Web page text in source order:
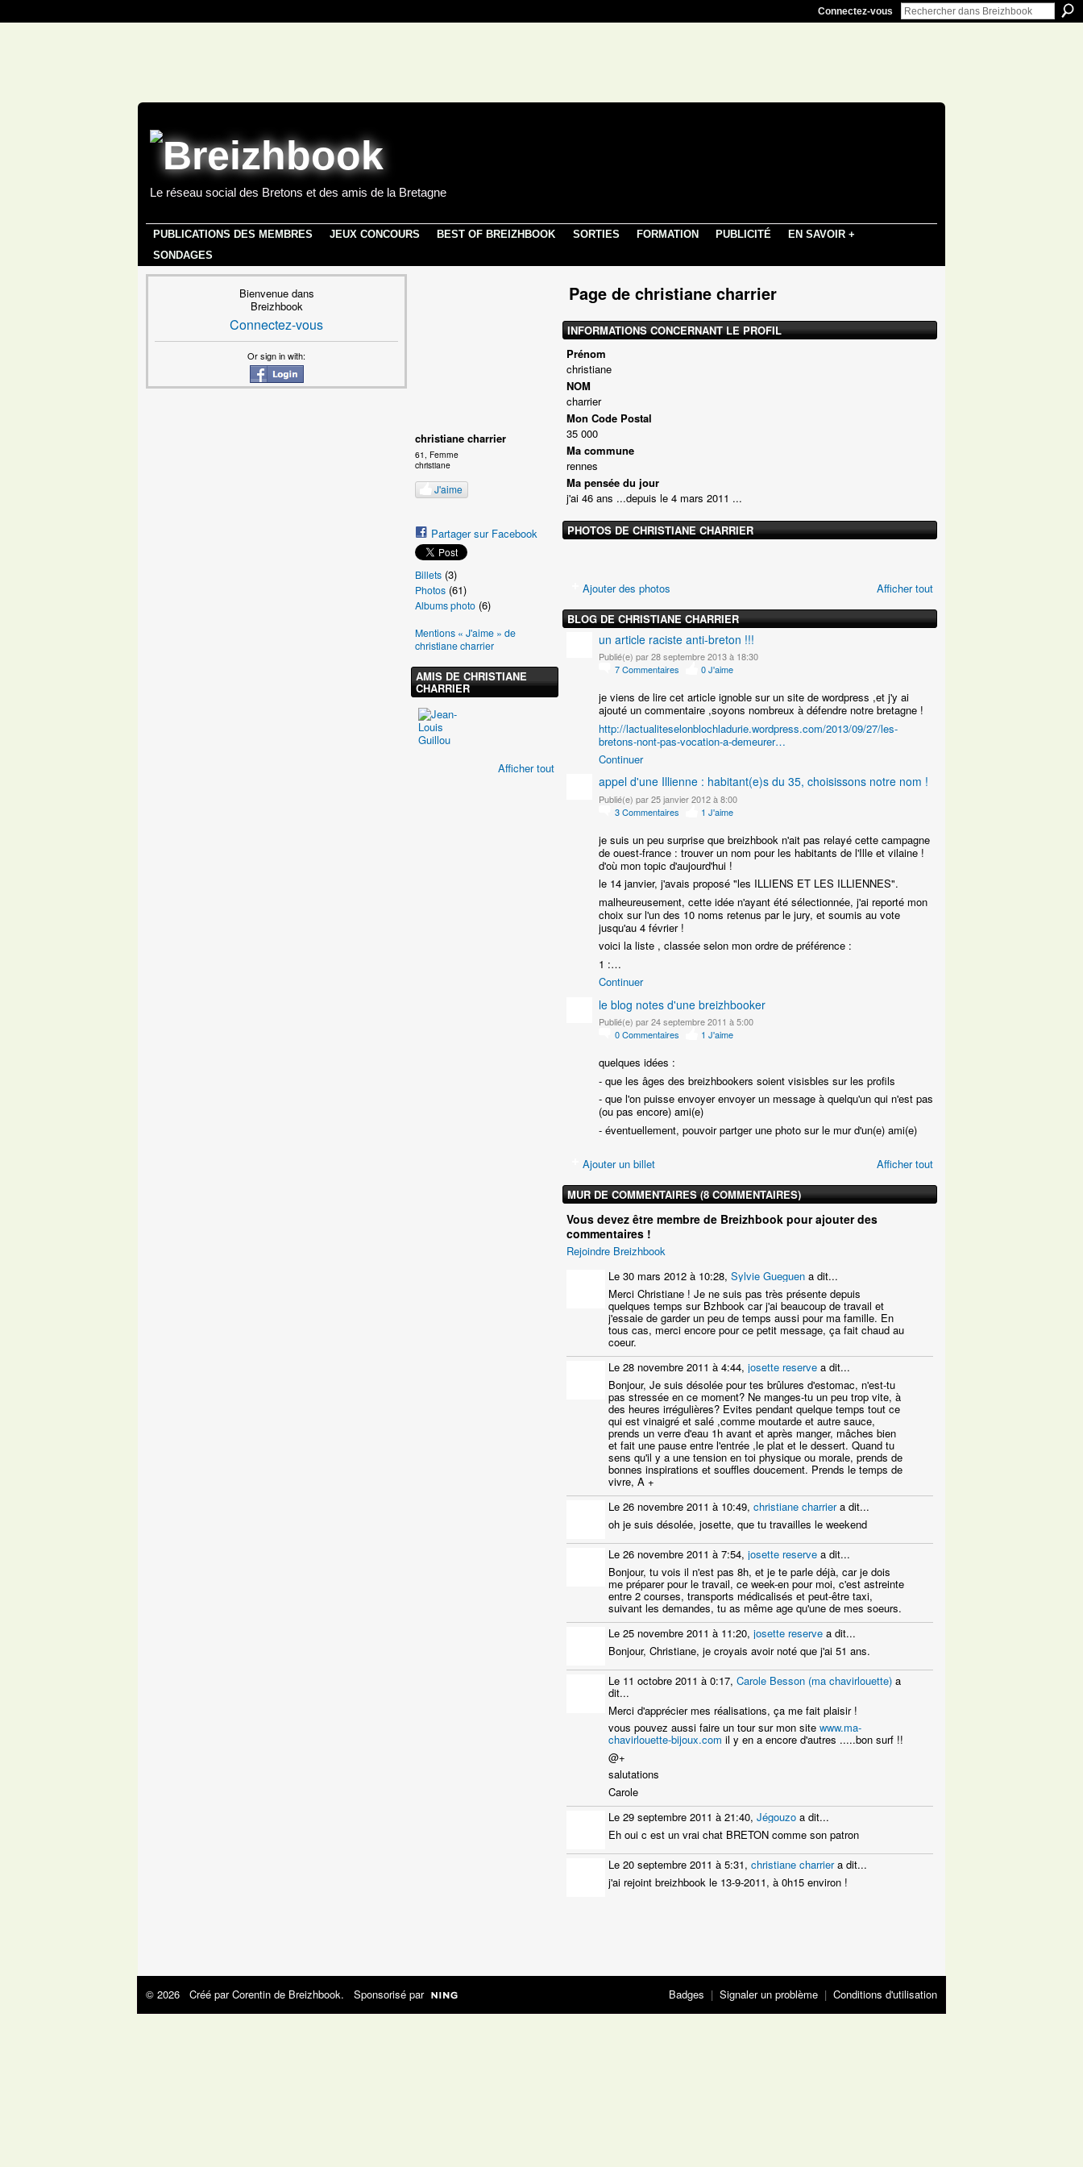
Connectez-vous
Le réseau social des Bretons et des amis de la Bretagne
PUBLICATIONS DES MEMBRES JEUX CONCOURS BEST OF BREIZHBOOK SORTIES FORMATION PUBLICITÉ
EN SAVOIR +
SONDAGES
Bienvenue dans
Breizhbook
Connectez-vous
Or sign in with:
christiane charrier
61, Femme
christiane
J'aime
Partager sur Facebook
Billets (3)
Photos (61)
Albums photo (6)
Mentions « J'aime » de
christiane charrier
AMIS DE CHRISTIANE
CHARRIER
Afficher tout
Page de christiane charrier
INFORMATIONS CONCERNANT LE PROFIL
Prénom
christiane
NOM
charrier
Mon Code Postal
35 000
Ma commune
rennes
Ma pensée du jour
j'ai 46 ans ...depuis le 4 mars 2011 ...
PHOTOS DE CHRISTIANE CHARRIER
Ajouter des photos
Afficher tout
BLOG DE CHRISTIANE CHARRIER
un article raciste anti-breton !!!
Publié(e) par 28 septembre 2013 à 18:30
7Commentaires 0J'aime
je viens de lire cet article ignoble sur un site de wordpress ,et j'y ai
ajouté un commentaire ,soyons nombreux à défendre notre bretagne !
http://lactualiteselonblochladurie.wordpress.com/2013/09/27/les-
bretons-nont-pas-vocation-a-demeurer…
Continuer
appel d'une Illienne : habitant(e)s du 35, choisissons notre nom !
Publié(e) par 25 janvier 2012 à 8:00
3Commentaires 1 J'aime
je suis un peu surprise que breizhbook n'ait pas relayé cette campagne
de ouest-france : trouver un nom pour les habitants de l'Ille et vilaine !
d'où mon topic d'aujourd'hui !
le 14 janvier, j'avais proposé "les ILLIENS ET LES ILLIENNES".
malheureusement, cette idée n'ayant été sélectionnée, j'ai reporté mon
choix sur l'un des 10 noms retenus par le jury, et soumis au vote
jusqu'au 4 février !
voici la liste , classée selon mon ordre de préférence :
1 :…
Continuer
le blog notes d'une breizhbooker
Publié(e) par 24 septembre 2011 à 5:00
0Commentaires 1 J'aime
quelques idées :
- que les âges des breizhbookers soient visisbles sur les profils
- que l'on puisse envoyer envoyer un message à quelqu'un qui n'est pas
(ou pas encore) ami(e)
- éventuellement, pouvoir partger une photo sur le mur d'un(e) ami(e)
Ajouter un billet
Afficher tout
MUR DE COMMENTAIRES (8 COMMENTAIRES)
Vous devez être membre de Breizhbook pour ajouter des
commentaires !
Rejoindre Breizhbook
Le 30 mars 2012 à 10:28, Sylvie Gueguen a dit...
Merci Christiane ! Je ne suis pas très présente depuis
quelques temps sur Bzhbook car j'ai beaucoup de travail et
j'essaie de garder un peu de temps aussi pour ma famille. En
tous cas, merci encore pour ce petit message, ça fait chaud au
coeur.
Le 28 novembre 2011 à 4:44, josette reserve a dit...
Bonjour, Je suis désolée pour tes brûlures d'estomac, n'est-tu
pas stressée en ce moment? Ne manges-tu un peu trop vite, à
des heures irrégulières? Evites pendant quelque temps tout ce
qui est vinaigré et salé ,comme moutarde et autre sauce,
prends un verre d'eau 1h avant et après manger, mâches bien
et fait une pause entre l'entrée ,le plat et le dessert. Quand tu
sens qu'il y a une tension en toi physique ou morale, prends de
bonnes inspirations et souffles doucement. Prends le temps de
vivre, A +
Le 26 novembre 2011 à 10:49, christiane charriera dit...
oh je suis désolée, josette, que tu travailles le weekend
Le 26 novembre 2011 à 7:54, josette reserve a dit...
Bonjour, tu vois il n'est pas 8h, et je te parle déjà, car je dois
me préparer pour le travail, ce week-en pour moi, c'est astreinte
entre 2 courses, transports médicalisés et peut-être taxi,
suivant les demandes, tu as même age qu'une de mes soeurs.
Le 25 novembre 2011 à 11:20, josette reserve a dit...
Bonjour, Christiane, je croyais avoir noté que j'ai 51 ans.
Le 11 octobre 2011 à 0:17, Carole Besson (ma chavirlouette) a
dit...
Merci d'apprécier mes réalisations, ça me fait plaisir !
vous pouvez aussi faire un tour sur mon site www.ma-
chavirlouette-bijoux.com il y en a encore d'autres .....bon surf !!
@+
salutations
Carole
Le 29 septembre 2011 à 21:40, Jégouzo a dit...
Eh oui c est un vrai chat BRETON comme son patron
Le 20 septembre 2011 à 5:31, christiane charriera dit...
j'ai rejoint breizhbook le 13-9-2011, à 0h15 environ !
© 2026 Créé parCorentin de Breizhbook. Sponsorisé par Badges | Signaler un problème | Conditions d'utilisation